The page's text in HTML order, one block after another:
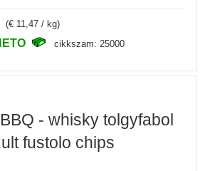
(€ 11,47 / kg)
cikkszam: 25000
- whisky tolgyfabol
fustolo chips